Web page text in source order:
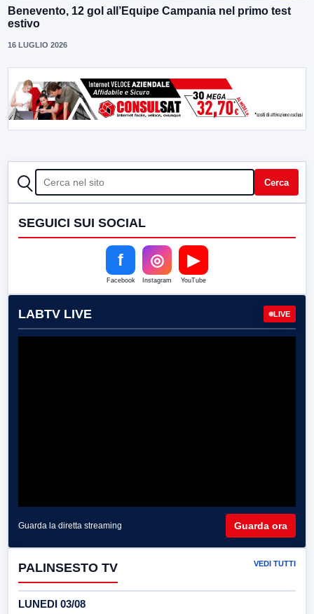
Benevento, 12 gol all’Equipe Campania nel primo test
estivo
16 LUGLIO 2026
CERCA Cerca
SEGUICI SUI SOCIAL
f
Facebook
◎
Instagram
▶
YouTube
LABTV LIVE LIVE
Guarda la diretta streaming Guarda ora
PALINSESTO TV VEDI TUTTI
LUNEDI 03/08